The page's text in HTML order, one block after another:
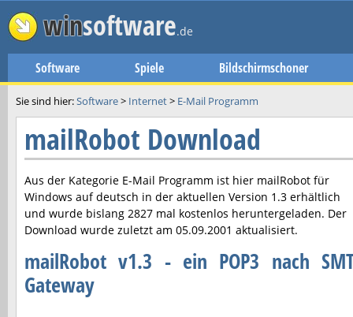
winsoftware.de
Software Spiele Bildschirmschoner
Sie sind hier:Software> Internet> E-Mail Programm
mailRobot Download
Aus der Kategorie E-Mail Programm ist hier mailRobot für
Windows auf deutsch in der aktuellen Version 1.3 erhältlich
und wurde bislang 2827 mal kostenlos heruntergeladen. Der
Download wurde zuletzt am 05.09.2001 aktualisiert.
mailRobot v1.3 - ein POP3 nach
Gateway